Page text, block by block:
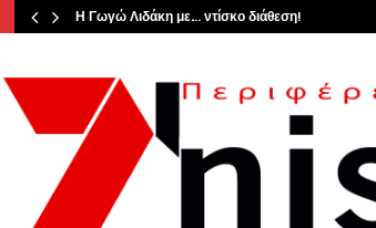
Η Γωγώ Λιδάκη με… ντίσκο διάθεση!